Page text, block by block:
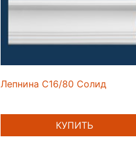
Лепнина C16/80 Солид
КУПИТЬ